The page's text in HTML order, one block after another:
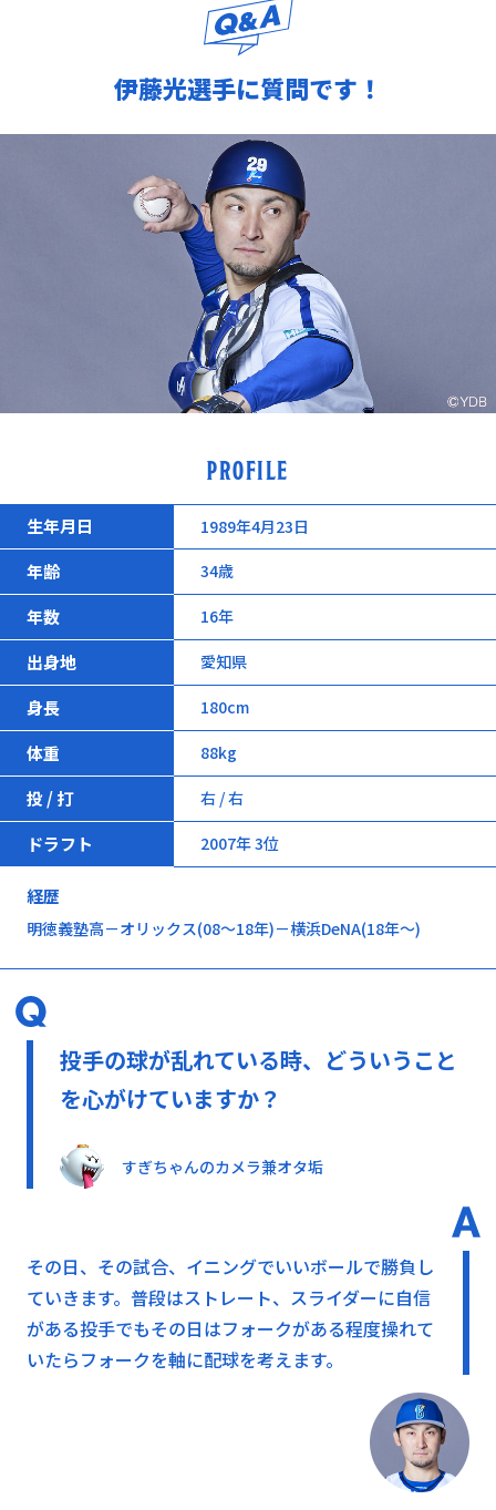
伊藤光選手に質問です！
PROFILE
生年月日 1989年4月23日
年齢 34歳
年数 16年
出身地 愛知県
身長 180cm
体重 88kg
投 / 打 右 / 右
ドラフト 2007年 3位
経歴
明徳義塾高－オリックス(08～18年)－横浜DeNA(18年～)
投手の球が乱れている時、どういうこと
を心がけていますか？
すぎちゃんのカメラ兼オタ垢
その日、その試合、イニングでいいボールで勝負し
ていきます。普段はストレート、スライダーに自信
がある投手でもその日はフォークがある程度操れて
いたらフォークを軸に配球を考えます。